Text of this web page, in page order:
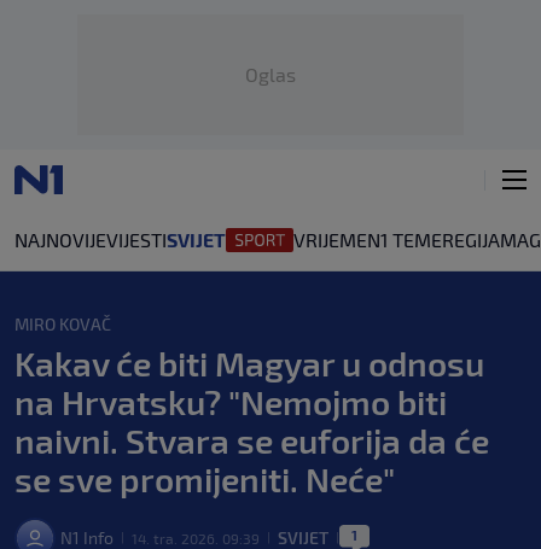
Oglas
NAJNOVIJEVIJESTISVIJET VRIJEMEN1 TEMEREGIJA
MIRO KOVAČ
Kakav će biti Magyar u odnosu
na Hrvatsku? "Nemojmo biti
naivni. Stvara se euforija da će
se sve promijeniti. Neće"
N1 Info 14. tra. 2026. 09:39 SVIJET 1